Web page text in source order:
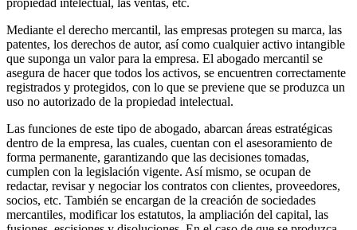
propiedad intelectual, las ventas, etc.
Mediante el derecho mercantil, las empresas protegen su marca, las
patentes, los derechos de autor, así como cualquier activo intangible
que suponga un valor para la empresa. El abogado mercantil se
asegura de hacer que todos los activos, se encuentren correctamente
registrados y protegidos, con lo que se previene que se produzca un
uso no autorizado de la propiedad intelectual.
Las funciones de este tipo de abogado, abarcan áreas estratégicas
dentro de la empresa, las cuales, cuentan con el asesoramiento de
forma permanente, garantizando que las decisiones tomadas,
cumplen con la legislación vigente. Así mismo, se ocupan de
redactar, revisar y negociar los contratos con clientes, proveedores,
socios, etc. También se encargan de la creación de sociedades
mercantiles, modificar los estatutos, la ampliación del capital, las